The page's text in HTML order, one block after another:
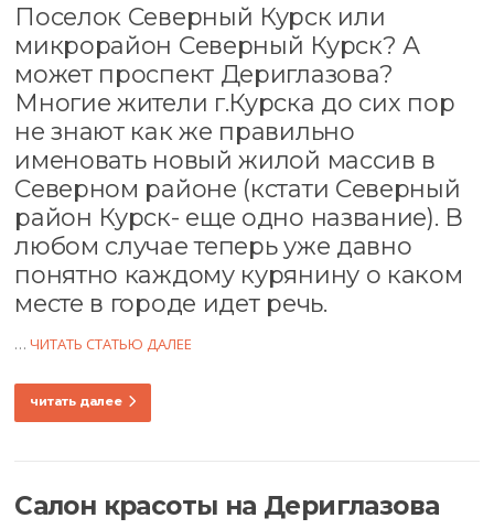
Поселок Северный Курск или
микрорайон Северный Курск? А
может проспект Дериглазова?
Многие жители г.Курска до сих пор
не знают как же правильно
именовать новый жилой массив в
Северном районе (кстати Северный
район Курск- еще одно название). В
любом случае теперь уже давно
понятно каждому курянину о каком
месте в городе идет речь.
…ЧИТАТЬ СТАТЬЮ ДАЛЕЕ
читать далее
Салон красоты на Дериглазова